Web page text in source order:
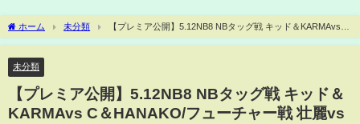
ホーム 未分類
【プレミア公開】5.12NB8 NBタッグ戦 キッド＆KARMAvs C
＆HANAKO/フューチャー戦 壮麗vs吏南 他『We are STARDOM!!』
未分類
【プレミア公開】5.12NB8 NBタッグ戦 キッド＆
KARMAvs C＆HANAKO/フューチャー戦 壮麗vs